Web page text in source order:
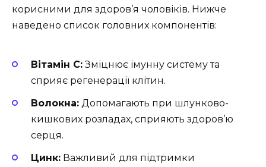
корисними для здоров’я чоловіків. Нижче
наведено список головних компонентів:
Вітамін C:Зміцнює імунну систему та
сприяє регенерації клітин.
Волокна: Допомагають при шлунково-
кишкових розладах, сприяють здоров’ю
серця.
Цинк: Важливий для підтримки